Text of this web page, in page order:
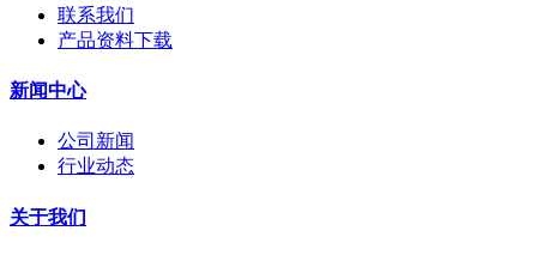
联系我们
产品资料下载
新闻中心
公司新闻
行业动态
关于我们